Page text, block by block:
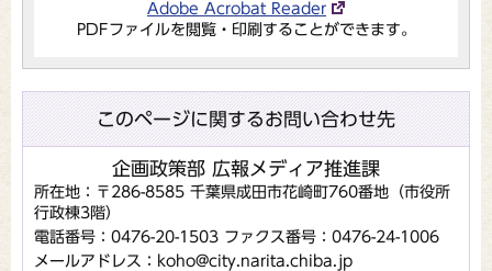
Adobe Acrobat Reader
PDFファイルを閲覧・印刷することができます。
このページに関するお問い合わせ先
企画政策部 広報メディア推進課
所在地：〒286-8585 千葉県成田市花崎町760番地（市役所
行政棟3階）
電話番号：0476-20-1503 ファクス番号：0476-24-1006
メールアドレス：koho@city.narita.chiba.jp